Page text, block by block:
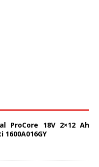
ProCore 18V 2×12 Ah
1600A016GY